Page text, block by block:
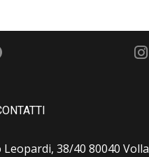
Leopardi, 38/40 80040